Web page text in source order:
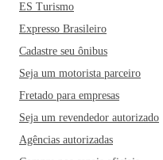
ES Turismo
Expresso Brasileiro
Cadastre seu ônibus
Seja um motorista parceiro
Fretado para empresas
Seja um revendedor autorizado
Agências autorizadas